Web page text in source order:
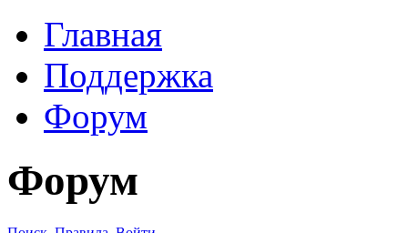
Главная
Поддержка
Форум
Форум